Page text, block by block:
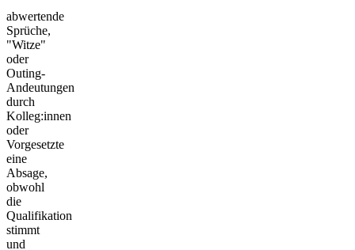
abwertende
Sprüche,
"Witze"
oder
Outing-
Andeutungen
durch
Kolleg:innen
oder
Vorgesetzte
eine
Absage,
obwohl
die
Qualifikation
stimmt
und